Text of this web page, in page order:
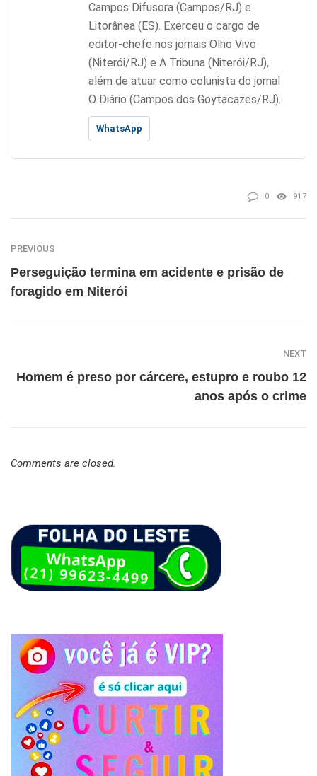
Campos Difusora (Campos/RJ) e
Litorânea (ES). Exerceu o cargo de
editor-chefe nos jornais Olho Vivo
(Niterói/RJ) e A Tribuna (Niterói/RJ),
além de atuar como colunista do jornal
O Diário (Campos dos Goytacazes/RJ).
WhatsApp
0 917
PREVIOUS
Perseguição termina em acidente e prisão de
foragido em Niterói
NEXT
Homem é preso por cárcere, estupro e roubo 12
anos após o crime
Comments are closed.